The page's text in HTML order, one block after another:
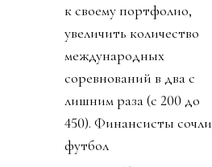
к своему портфолио,
увеличить количество
международных
соревнований в два с
лишним раза (с 200 до
450). Финансисты сочли
футбол